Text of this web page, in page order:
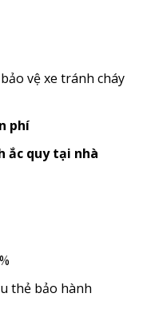
bảo vệ xe tránh cháy
phí
ắc quy tại nhà
thẻ bảo hành